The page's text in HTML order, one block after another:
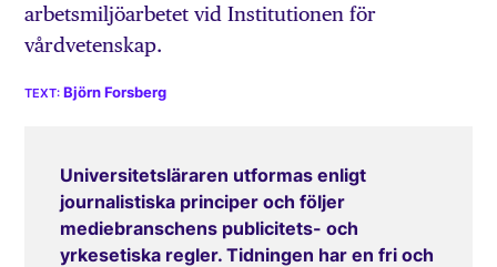
arbetsmiljöarbetet vid Institutionen för
vårdvetenskap.
Björn Forsberg
Universitetsläraren utformas enligt
journalistiska principer och följer
mediebranschens publicitets- och
yrkesetiska regler. Tidningen har en fri och